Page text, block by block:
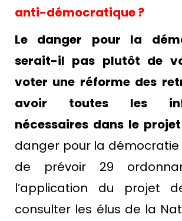
anti-démocratique ?
Le danger pour la
serait-il pas plutôt de
voter une réforme des
avoir toutes les
nécessaires dans le
danger pour la démocratie
de prévoir 29
l’application du projet
consulter les élus de la